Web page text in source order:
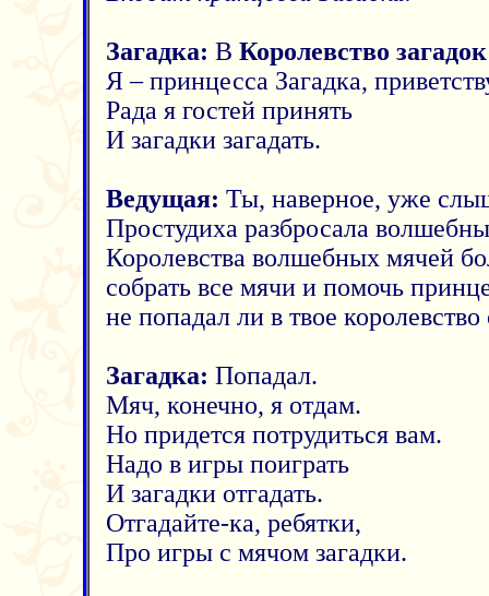
Загадка: В Королевство загадок
Я – принцесса Загадка,
Рада я гостей принять
И загадки загадать.
Ведущая: Ты, наверное, уже
Простудиха разбросала
Королевства волшебных мячей
собрать все мячи и помочь
не попадал ли в твое
Загадка: Попадал.
Мяч, конечно, я отдам.
Но придется потрудиться вам.
Надо в игры поиграть
И загадки отгадать.
Отгадайте-ка, ребятки,
Про игры с мячом загадки.